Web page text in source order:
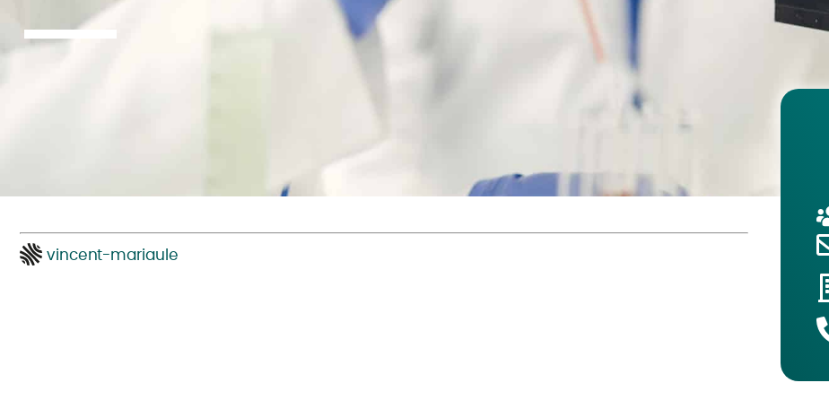
vincent-mariaule